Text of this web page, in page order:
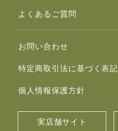
よくあるご質問
お問い合わせ
特定商取引法に基づく表記
個人情報保護方針
実店舗サイト